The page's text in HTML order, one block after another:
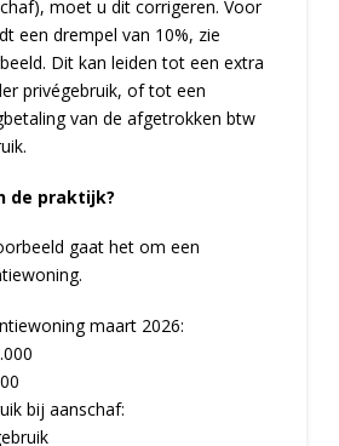
moet u dit corrigeren. Voor
een drempel van 10%, zie
Dit kan leiden tot een extra
privégebruik, of tot een
van de afgetrokken btw
de praktijk?
gaat het om een
maart 2026:
bij aanschaf: